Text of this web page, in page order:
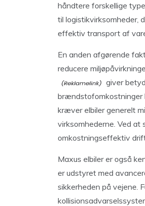
håndtere forskellige
til logistikvirksomheder,
effektiv transport af
En anden afgørende
reducere
giver
brændstofomkostninger
kræver elbiler generelt
virksomhederne. Ved at
omkostningseffektiv
Maxus elbiler er også
er udstyret med
sikkerheden på vejene.